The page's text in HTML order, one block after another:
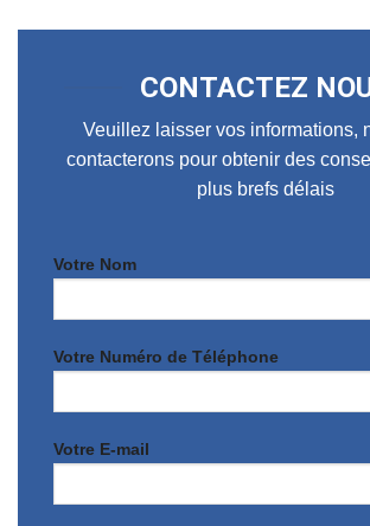
CONTACTEZ
Veuillez laisser vos informations,
contacterons pour obtenir des
plus brefs délais
Votre Nom
Votre Numéro de Téléphone
Votre E-mail